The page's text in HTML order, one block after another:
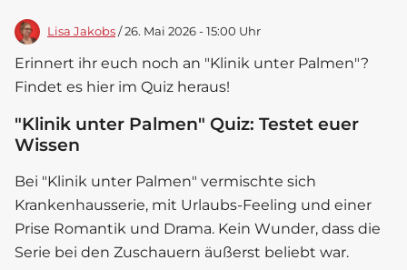
Lisa Jakobs / 26. Mai 2026 - 15:00 Uhr
Erinnert ihr euch noch an "Klinik unter Palmen"?
Findet es hier im Quiz heraus!
"Klinik unter Palmen" Quiz: Testet euer
Wissen
Bei "Klinik unter Palmen" vermischte sich
Krankenhausserie, mit Urlaubs-Feeling und einer
Prise Romantik und Drama. Kein Wunder, dass die
Serie bei den Zuschauern äußerst beliebt war.